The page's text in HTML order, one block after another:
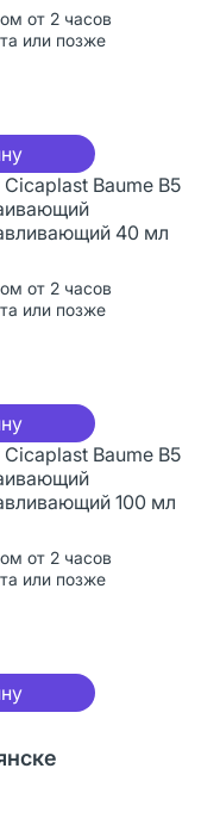
от 2 часов
или позже
Baume B5
40 мл
от 2 часов
или позже
Baume B5
100 мл
от 2 часов
или позже